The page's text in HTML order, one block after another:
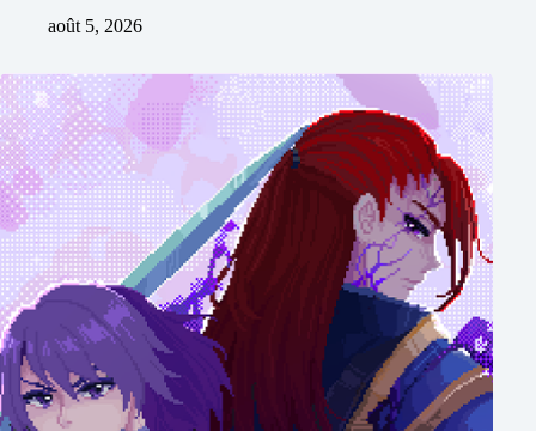
août 5, 2026